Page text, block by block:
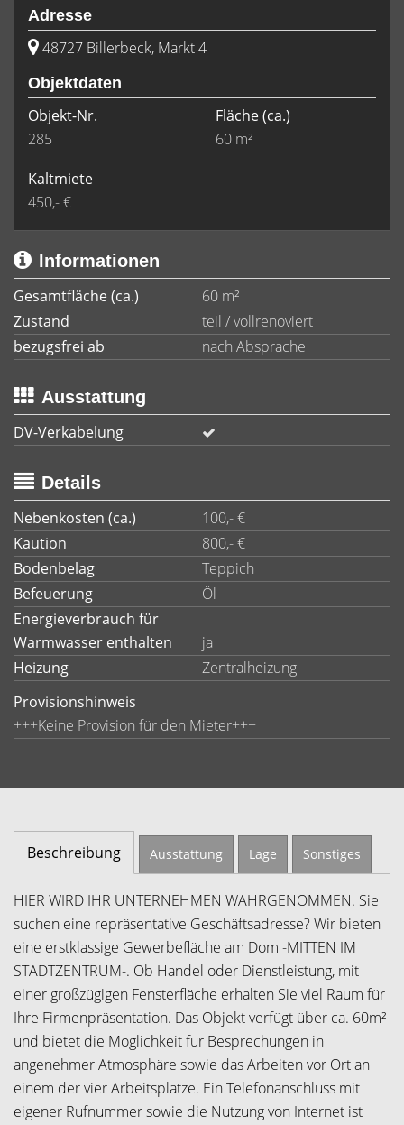
Adresse
48727 Billerbeck, Markt 4
Objektdaten
Objekt-Nr.
285
Fläche(ca.)
60 m²
Kaltmiete
450,- €
Informationen
Gesamtfläche (ca.)
60 m²
Zustand
teil / vollrenoviert
bezugsfrei ab
nach Absprache
Ausstattung
DV-Verkabelung
Details
Nebenkosten (ca.)
100,- €
Kaution
800,- €
Bodenbelag
Teppich
Befeuerung
Öl
Energieverbrauch für
Warmwasser enthalten
ja
Heizung
Zentralheizung
Provisionshinweis
+++Keine Provision für den Mieter+++
Beschreibung Ausstattung Lage Sonstiges
HIER WIRD IHR UNTERNEHMEN WAHRGENOMMEN. Sie
suchen eine repräsentative Geschäftsadresse? Wir bieten
eine erstklassige Gewerbefläche am Dom -MITTEN IM
STADTZENTRUM-. Ob Handel oder Dienstleistung, mit
einer großzügigen Fensterfläche erhalten Sie viel Raum für
Ihre Firmenpräsentation. Das Objekt verfügt über ca. 60m²
und bietet die Möglichkeit für Besprechungen in
angenehmer Atmosphäre sowie das Arbeiten vor Ort an
einem der vier Arbeitsplätze. Ein Telefonanschluss mit
eigener Rufnummer sowie die Nutzung von Internet ist